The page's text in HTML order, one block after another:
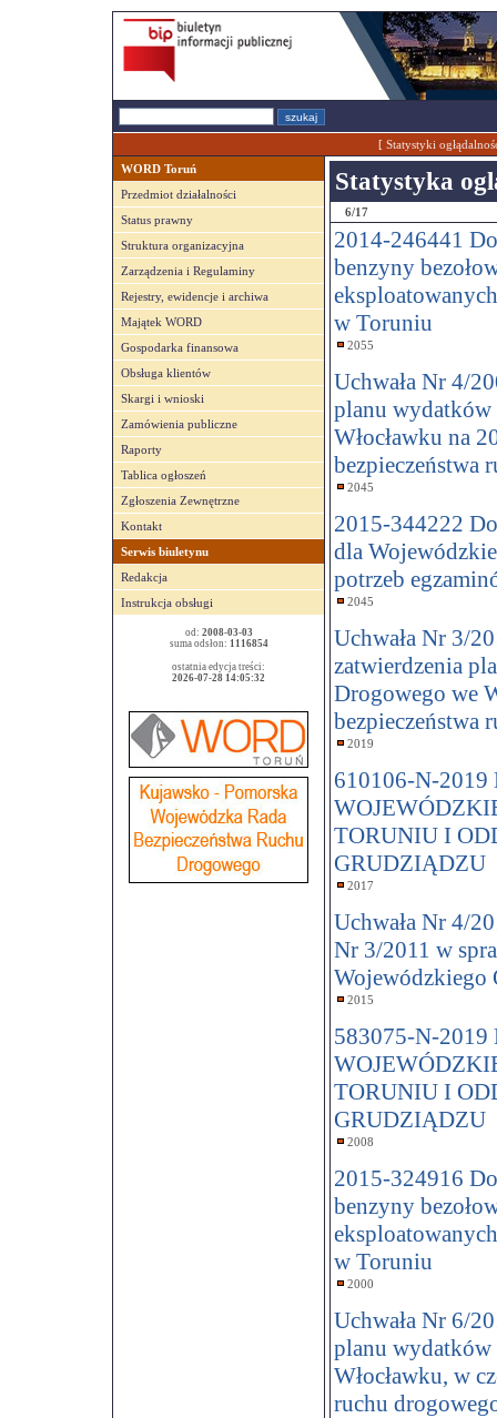
[ Statystyki
WORD Toruń
Przedmiot działalności
Status prawny
Struktura organizacyjna
Zarządzenia i Regulaminy
Rejestry, ewidencje i archiwa
Majątek WORD
Gospodarka finansowa
Obsługa klientów
Skargi i wnioski
Zamówienia publiczne
Raporty
Tablica ogłoszeń
Zgłoszenia Zewnętrzne
Kontakt
Serwis biuletynu
Redakcja
Instrukcja obsługi
od: 2008-03-03
suma odsłon: 1116854
ostatnia edycja treści:
2026-07-28 14:05:32
Statystyka
6/17
2014-246441
benzyny
w Toruniu
2055
Uchwała Nr 4/
planu wydatków
Włocławku na
bezpieczeństwa
2045
2015-344222
dla
potrzeb
2045
Uchwała Nr 3/
zatwierdzenia
Drogowego we
bezpieczeństwa
2019
610106-N-
TORUNIU I
GRUDZIĄDZU
2017
Uchwała Nr 4/
Nr 3/2011 w
Wojewódzkiego
2015
583075-N-
TORUNIU I
GRUDZIĄDZU
2008
2015-324916
benzyny
w Toruniu
2000
Uchwała Nr 6/
planu wydatków
Włocławku, w
ruchu